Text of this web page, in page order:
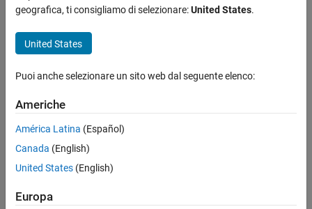
Polyspace Bug Finder
Reviewing and Reporting Results
Polyspace Bug Finder Results
ISO/IEC TS 17961 [sizeofptr]
ON THIS PAGE
Description
Examples
Version History
type
expand all in page
Description
Taking the size of a pointer to determine the size of the pointed-to
Polyspace Implementation
This checker checks for
Examples
expand all
geografica, ti consigliamo di selezionare:United States.
United States
Puoi anche selezionare un sito web dal seguente elenco:
Americhe
América Latina (Español)
Canada (English)
United States (English)
Europa